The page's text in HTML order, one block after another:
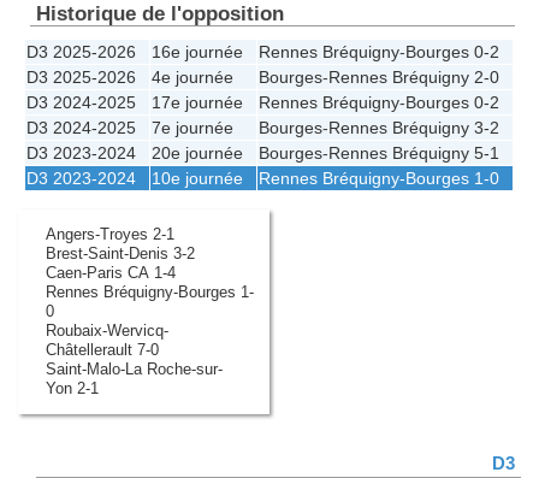
Historique de l'opposition
D3 2025-2026 16e journée Rennes Bréquigny-Bourges 0-2
D3 2025-2026
4e journée Bourges-Rennes Bréquigny 2-0
D3 2024-2025
17e journée Rennes Bréquigny-Bourges 0-2
D3 2024-2025
7e journée Bourges-Rennes Bréquigny 3-2
D3 2023-2024
20e journée Bourges-Rennes Bréquigny 5-1
D3 2023-2024
10e journée Rennes Bréquigny-Bourges 1-0
Angers-Troyes 2-1
Brest-Saint-Denis 3-2
Caen-Paris CA 1-4
Rennes Bréquigny-Bourges 1-
0
Roubaix-Wervicq-
Châtellerault 7-0
Saint-Malo-La Roche-sur-
Yon 2-1
D3